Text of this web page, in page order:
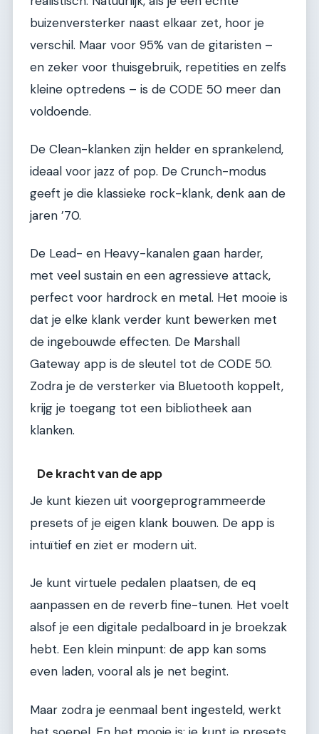
buizenversterker naast elkaar zet, hoor je
verschil. Maar voor 95% van de gitaristen –
en zeker voor thuisgebruik, repetities en zelfs
kleine optredens – is de CODE 50 meer dan
voldoende.
De Clean-klanken zijn helder en sprankelend,
ideaal voor jazz of pop. De Crunch-modus
geeft je die klassieke rock-klank, denk aan de
jaren ’70.
De Lead- en Heavy-kanalen gaan harder,
met veel sustain en een agressieve attack,
perfect voor hardrock en metal. Het mooie is
dat je elke klank verder kunt bewerken met
de ingebouwde effecten. De Marshall
Gateway app is de sleutel tot de CODE 50.
Zodra je de versterker via Bluetooth koppelt,
krijg je toegang tot een bibliotheek aan
klanken.
De kracht van de app
Je kunt kiezen uit voorgeprogrammeerde
presets of je eigen klank bouwen. De app is
intuïtief en ziet er modern uit.
Je kunt virtuele pedalen plaatsen, de eq
aanpassen en de reverb fine-tunen. Het voelt
alsof je een digitale pedalboard in je broekzak
hebt. Een klein minpunt: de app kan soms
even laden, vooral als je net begint.
Maar zodra je eenmaal bent ingesteld, werkt